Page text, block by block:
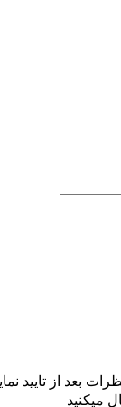
بعد از تایید
میکنید